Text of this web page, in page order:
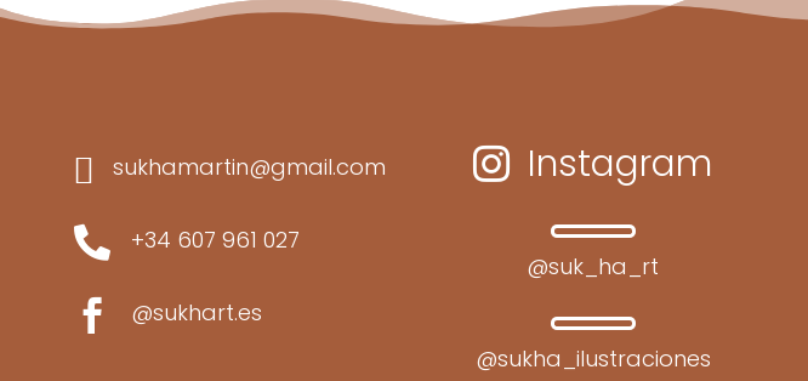
 sukhamartin@gmail.com
 +34 607 961 027
 @sukhart.es
 Instagram
@suk_ha_rt
@sukha_ilustraciones